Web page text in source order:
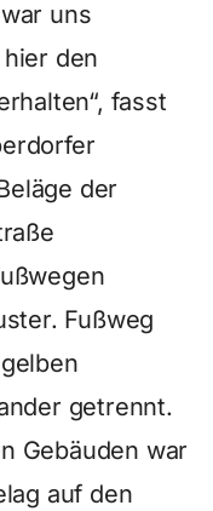
uns
den
fasst
der
Fußweg
getrennt.
Gebäuden war
auf den